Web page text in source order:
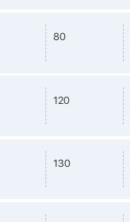
80
120
130